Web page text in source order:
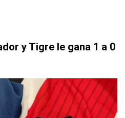
y Tigre le gana 1 a 0